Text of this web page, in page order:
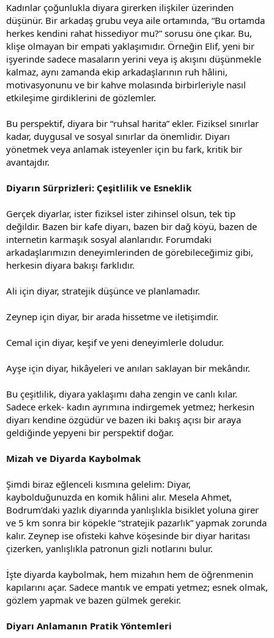
Kadınlar çoğunlukla diyara girerken ilişkiler üzerinden
düşünür. Bir arkadaş grubu veya aile ortamında, “Bu ortamda
herkes kendini rahat hissediyor mu?” sorusu öne çıkar. Bu,
klişe olmayan bir empati yaklaşımıdır. Örneğin Elif, yeni bir
işyerinde sadece masaların yerini veya iş akışını düşünmekle
kalmaz, aynı zamanda ekip arkadaşlarının ruh hâlini,
motivasyonunu ve bir kahve molasında birbirleriyle nasıl
etkileşime girdiklerini de gözlemler.
Bu perspektif, diyara bir “ruhsal harita” ekler. Fiziksel sınırlar
kadar, duygusal ve sosyal sınırlar da önemlidir. Diyarı
yönetmek veya anlamak isteyenler için bu fark, kritik bir
avantajdır.
Diyarın Sürprizleri: Çeşitlilik ve Esneklik
Gerçek diyarlar, ister fiziksel ister zihinsel olsun, tek tip
değildir. Bazen bir kafe diyarı, bazen bir dağ köyü, bazen de
internetin karmaşık sosyal alanlarıdır. Forumdaki
arkadaşlarımızın deneyimlerinden de görebileceğimiz gibi,
herkesin diyara bakışı farklıdır.
Ali için diyar, stratejik düşünce ve planlamadır.
Zeynep için diyar, bir arada hissetme ve iletişimdir.
Cemal için diyar, keşif ve yeni deneyimlerle doludur.
Ayşe için diyar, hikâyeleri ve anıları saklayan bir mekândır.
Bu çeşitlilik, diyara yaklaşımı daha zengin ve canlı kılar.
Sadece erkek- kadın ayrımına indirgemek yetmez; herkesin
diyarı kendine özgüdür ve bazen iki bakış açısı bir araya
geldiğinde yepyeni bir perspektif doğar.
Mizah ve Diyarda Kaybolmak
Şimdi biraz eğlenceli kısmına gelelim: Diyar,
kaybolduğunuzda en komik hâlini alır. Mesela Ahmet,
Bodrum’daki yazlık diyarında yanlışlıkla bisiklet yoluna girer
ve 5 km sonra bir köpekle “stratejik pazarlık” yapmak zorunda
kalır. Zeynep ise ofisteki kahve köşesinde bir diyar haritası
çizerken, yanlışlıkla patronun gizli notlarını bulur.
İşte diyarda kaybolmak, hem mizahın hem de öğrenmenin
kapılarını açar. Sadece mantık ve empati yetmez; esnek olmak,
gözlem yapmak ve bazen gülmek gerekir.
Diyarı Anlamanın Pratik Yöntemleri